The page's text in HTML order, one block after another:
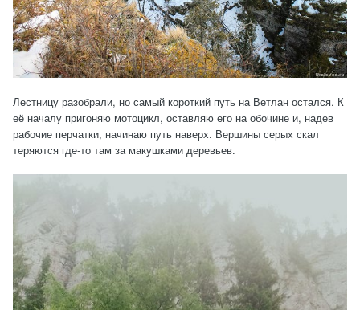
Лестницу разобрали, но самый короткий путь на Ветлан остался. К
её началу пригоняю мотоцикл, оставляю его на обочине и, надев
рабочие перчатки, начинаю путь наверх. Вершины серых скал
теряются где-то там за макушками деревьев.